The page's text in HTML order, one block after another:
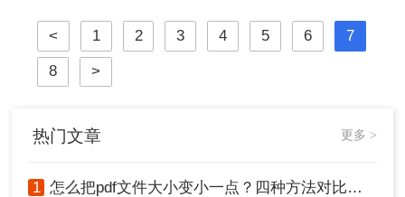
决办法，比如当我们遇到PDF文件太
大的情况时，我们可以利用合适的软
件和方法很好地解决
< 1 2 3 4 5 6 7
8 >
热门文章 更多 >
1 怎么把pdf文件大小变小一点？四种方法对比，一看就懂！